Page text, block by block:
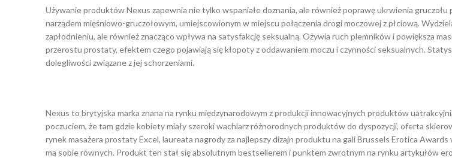
Używanie produktów Nexus zapewnia nie tylko wspaniałe doznania, ale również poprawę ukrwienia
narządem mięśniowo-gruczołowym, umiejscowionym w miejscu połączenia drogi moczowej z płciową.
zapłodnieniu, ale również znacząco wpływa na satysfakcję seksualną. Ożywia ruch plemników i powiększa
przerostu prostaty, efektem czego pojawiają się kłopoty z oddawaniem moczu i czynności seksualnych.
dolegliwości związane z jej schorzeniami.
Nexus to brytyjska marka znana na rynku międzynarodowym z produkcji innowacyjnych produktów
poczuciem, że tam gdzie kobiety miały szeroki wachlarz różnorodnych produktów do dyspozycji, oferta
rynek masażera prostaty Excel, laureata nagrody za najlepszy dizajn produktu na gali Brussels Erotica
ma sobie równych. Produkt ten stał się absolutnym bestsellerem i punktem zwrotnym na rynku artykułów